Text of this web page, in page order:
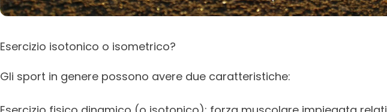
Esercizio isotonico o isometrico?
Gli sport in genere possono avere due caratteristiche: